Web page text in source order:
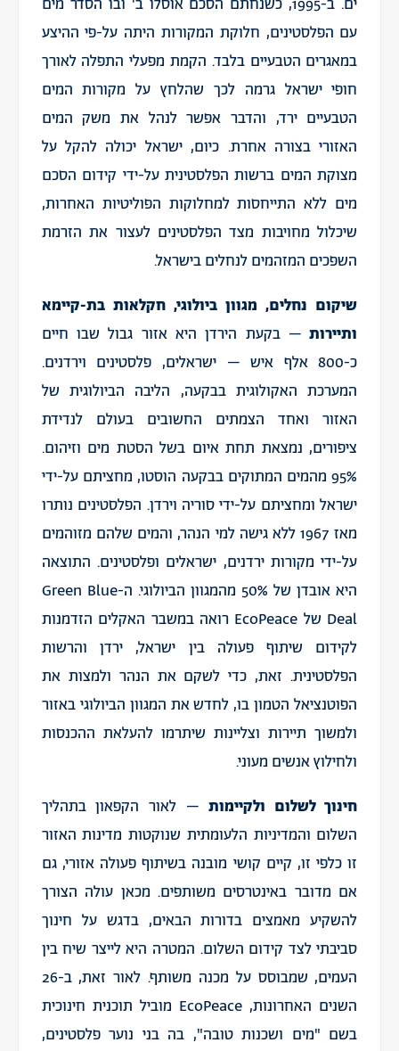
עם הפלסטינים, חלוקת המקורות היתה על-פי ההיצע
במאגרים הטבעיים בלבד. הקמת מפעלי התפלה לאורך
חופי ישראל גרמה לכך שהלחץ על מקורות המים
הטבעיים ירד, והדבר אפשר לנהל את משק המים
האזורי בצורה אחרת. כיום, ישראל יכולה להקל על
מצוקת המים ברשות הפלסטינית על-ידי קידום הסכם
מים ללא התייחסות למחלוקות הפוליטיות האחרות,
שיכלול מחויבות מצד הפלסטינים לעצור את הזרמת
השפכים המזהמים לנחלים בישראל.
שיקום נחלים, מגוון ביולוגי, חקלאות בת-קיימא
ותיירות – בקעת הירדן היא אזור גבול שבו חיים
כ-800 אלף איש – ישראלים, פלסטינים וירדנים.
המערכת האקולוגית בבקעה, הליבה הביולוגית של
האזור ואחד הצמתים החשובים בעולם לנדידת
ציפורים, נמצאת תחת איום בשל הסטת מים וזיהום.
95% מהמים המתוקים בבקעה הוסטו, מחציתם על-ידי
ישראל ומחציתם על-ידי סוריה וירדן. הפלסטינים נותרו
מאז 1967 ללא גישה למי הנהר, והמים שלהם מזוהמים
על-ידי מקורות ירדנים, ישראלים ופלסטינים. התוצאה
היא אובדן של 50% מהמגוון הביולוגי. ה-Green Blue
Deal של EcoPeace רואה במשבר האקלים הזדמנות
לקידום שיתוף פעולה בין ישראל, ירדן והרשות
הפלסטינית. זאת, כדי לשקם את הנהר ולמצות את
הפוטנציאל הטמון בו, לחדש את המגוון הביולוגי באזור
ולמשוך תיירות וצליינות שיתרמו להעלאת ההכנסות
ולחילוץ אנשים מעוני.
חינוך לשלום ולקיימות – לאור הקפאון בתהליך
השלום והמדיניות הלעומתית שנוקטות מדינות האזור
זו כלפי זו, קיים קושי מובנה בשיתוף פעולה אזורי, גם
אם מדובר באינטרסים משותפים. מכאן עולה הצורך
להשקיע מאמצים בדורות הבאים, בדגש על חינוך
סביבתי לצד קידום השלום. המטרה היא לייצר שיח בין
העמים, שמבוסס על מכנה משותף. לאור זאת, ב-26
השנים האחרונות, EcoPeace מוביל תוכנית חינוכית
בשם "מים ושכנות טובה", בה בני נוער פלסטינים,